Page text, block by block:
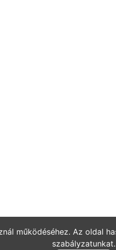
működéséhez. Az oldal
szabályzatunkat.